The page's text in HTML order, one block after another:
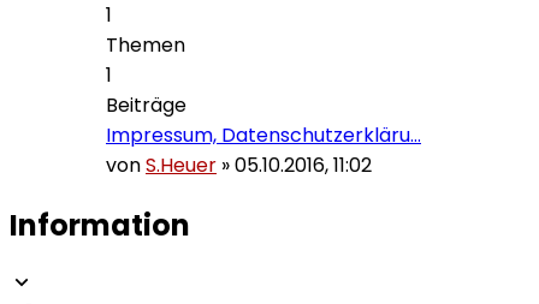
1
Themen
1
Beiträge
Impressum, Datenschutzerkläru…
vonS.Heuer »05.10.2016, 11:02
Information